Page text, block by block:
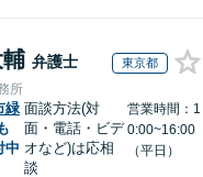
弁護士 東京都
所
緑
中
面談方法(対
面・電話・ビデ
オなど)は応相
談
営業時間：1
0:00~16:00
（平日）